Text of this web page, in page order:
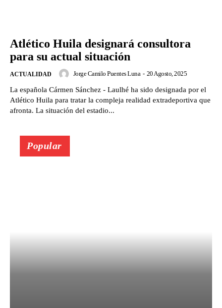
Atlético Huila designará consultora
para su actual situación
ACTUALIDAD Jorge Camilo Puentes Luna - 20 Agosto, 2025
La española Cármen Sánchez - Laulhé ha sido designada por el
Atlético Huila para tratar la compleja realidad extradeportiva que
afronta. La situación del estadio...
Popular